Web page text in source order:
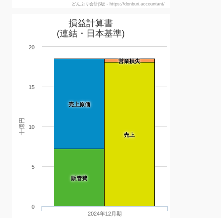
どんぶり会計β版 - https://donburi.accountant/
十億円
損益計算書
(連結・日本基準)
売上原価
販管費
営業損失
売上
2024年12月期
0
5
10
15
20